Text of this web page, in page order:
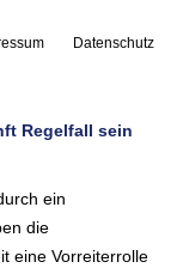
Datenschutz
Regelfall sein
ein
die
eine Vorreiterrolle